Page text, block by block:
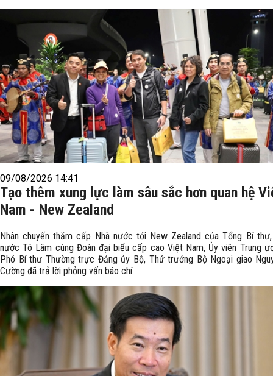
09/08/2026 14:41
Tạo thêm xung lực làm sâu sắc hơn quan hệ
Nam - New Zealand
Nhân chuyến thăm cấp Nhà nước tới New Zealand của Tổng Bí
nước Tô Lâm cùng Đoàn đại biểu cấp cao Việt Nam, Ủy viên Trung
Phó Bí thư Thường trực Đảng ủy Bộ, Thứ trưởng Bộ Ngoại giao
Cường đã trả lời phỏng vấn báo chí.